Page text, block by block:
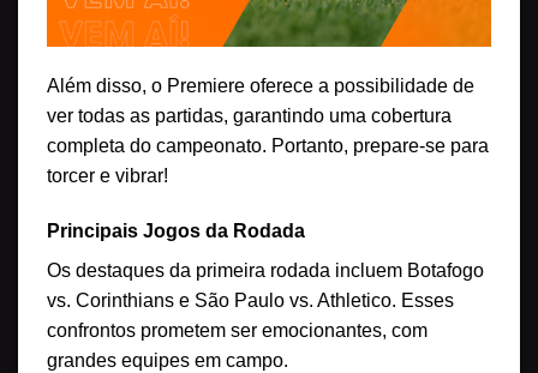
Além disso, o Premiere oferece a possibilidade de
ver todas as partidas, garantindo uma cobertura
completa do campeonato. Portanto, prepare-se para
torcer e vibrar!
Principais Jogos da Rodada
Os destaques da primeira rodada incluem Botafogo
vs. Corinthians e São Paulo vs. Athletico. Esses
confrontos prometem ser emocionantes, com
grandes equipes em campo.